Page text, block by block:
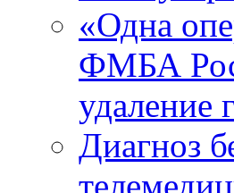
«Одна
ФМБА
удаление
Диагноз